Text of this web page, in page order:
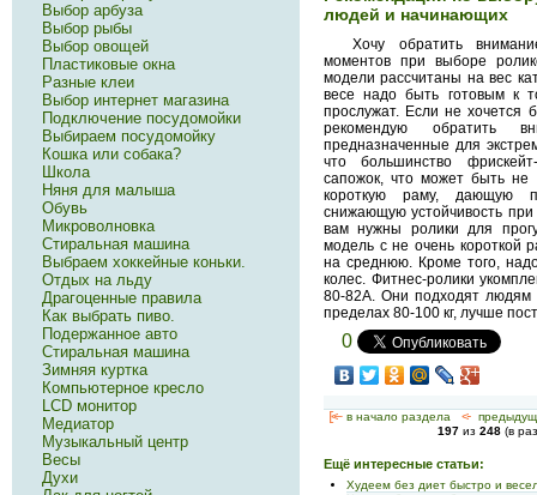
людей и начинающих
Хочу обратить
моментов при выборе
модели рассчитаны на вес
весе надо быть готовым к
прослужат. Если не хочется
рекомендую обратить
предназначенные для
что большинство
сапожок, что может быть
короткую раму, дающую
снижающую устойчивость
вам нужны ролики для
модель с не очень короткой
на среднюю. Кроме того,
колес. Фитнес-ролики
80-82А. Они подходят людям
пределах 80-100 кг, лучше
0
[<— в начало раздела <-
197 из 248 (в
Ещё интересные статьи:
Худеем без диет быстро и
Выбор арбуза
Выбор рыбы
Выбор овощей
Пластиковые окна
Разные клеи
Выбор интернет магазина
Подключение посудомойки
Выбираем посудомойку
Кошка или собака?
Школа
Няня для малыша
Обувь
Микроволновка
Стиральная машина
Выбраем хоккейные коньки.
Отдых на льду
Драгоценные правила
Как выбрать пиво.
Подержанное авто
Стиральная машина
Зимняя куртка
Компьютерное кресло
LCD монитор
Медиатор
Музыкальный центр
Весы
Духи